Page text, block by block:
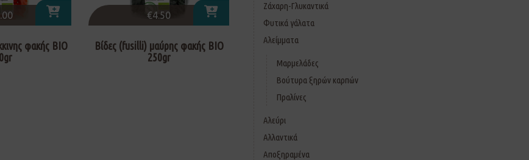
φακής ΒΙΟ
€4.50
Βίδες (fusilli) μαύρης φακής ΒΙΟ
250gr
Ζάχαρη-Γλυκαντικά
Φυτικά γάλατα
Αλείμματα
Μαρμελάδες
Βούτυρα ξηρών καρπών
Πραλίνες
Αλεύρι
Αλλαντικά
Αποξηραμένα